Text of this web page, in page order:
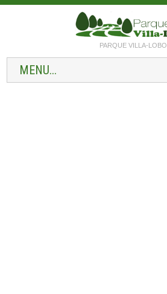
PARQUE VILLA-
MENU...